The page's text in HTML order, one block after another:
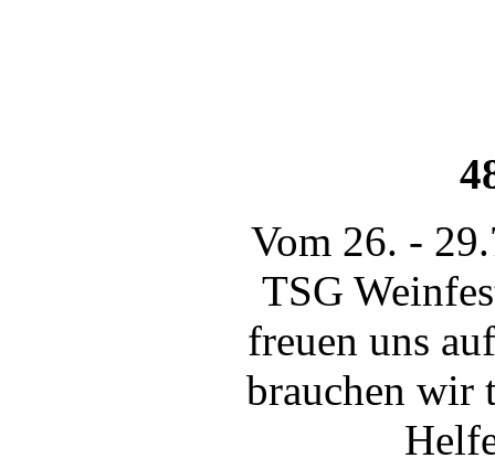
Vom 26. -
TSG
freuen uns
brauchen wir